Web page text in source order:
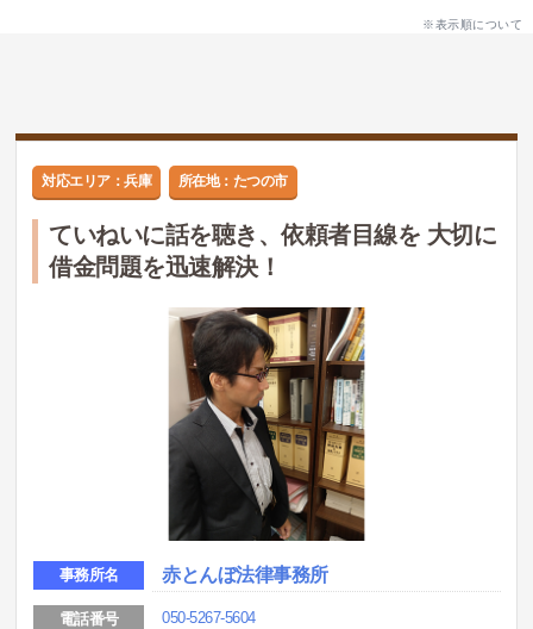
※表示順について
対応エリア：兵庫 所在地：たつの市
ていねいに話を聴き、依頼者目線を 大切に
借金問題を迅速解決！
事務所名 赤とんぼ法律事務所
電話番号 050-5267-5604